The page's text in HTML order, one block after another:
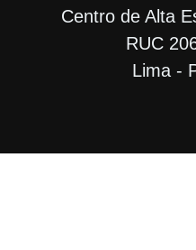
Centro de Alta
RUC
Lima -